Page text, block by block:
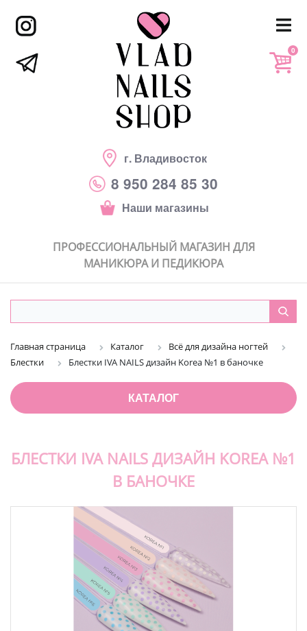
г. Владивосток
8 950 284 85 30
Наши магазины
0
ПРОФЕССИОНАЛЬНЫЙ МАГАЗИН ДЛЯ
МАНИКЮРА И ПЕДИКЮРА
Главная страница Каталог
Всё для дизайна ногтей
Блестки
Блестки IVA NAILS дизайн Korea №1 в баночке
КАТАЛОГ
БЛЕСТКИ IVA NAILS ДИЗАЙН KOREA №1
В БАНОЧКЕ